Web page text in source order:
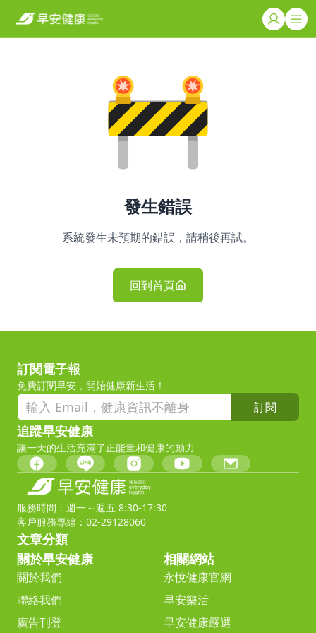
發生錯誤
系統發生未預期的錯誤，請稍後再試。
回到首頁
訂閱電子報
免費訂閱早安，開始健康新生活！
訂閱
追蹤早安健康
讓一天的生活充滿了正能量和健康的動力
服務時間：週一～週五 8:30-17:30
客戶服務專線：02-29128060
文章分類
關於早安健康
關於我們
聯絡我們
廣告刊登
相關網站
永悅健康官網
早安樂活
早安健康嚴選